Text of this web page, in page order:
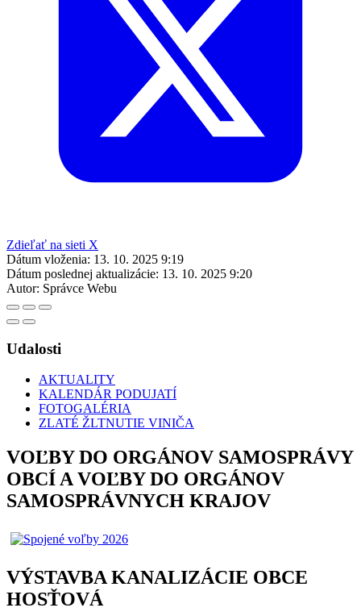
Zdieľať na sieti X
Dátum vloženia: 13. 10. 2025 9:19
Dátum poslednej aktualizácie: 13. 10. 2025 9:20
Autor: Správce Webu
Udalosti
AKTUALITY
KALENDÁR PODUJATÍ
FOTOGALÉRIA
ZLATÉ ŽLTNUTIE VINIČA
VOĽBY DO ORGÁNOV SAMOSPRÁVY
OBCÍ A VOĽBY DO ORGÁNOV
SAMOSPRÁVNYCH KRAJOV
VÝSTAVBA KANALIZÁCIE OBCE
HOSŤOVÁ